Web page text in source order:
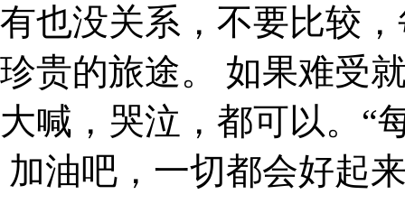
有也没关系，不要比较
珍贵的旅途。 如果难受
大喊，哭泣，都可以。“
加油吧，一切都会好起